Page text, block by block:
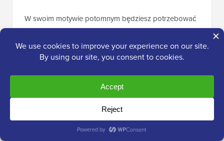
W swoim motywie potomnym będziesz potrzebować
szablonu używanego do wyświetlania stron, które
chcesz zmodyfikować. Zapoznaj się z naszym
przewodnikiem pohierarchii szablonów WordPress
Nazwy plików będą się nieznacznie różnić w
zależności od motywu, ale prawdopodobnie szukasz
home.php, content.php, archive.php i category.php.